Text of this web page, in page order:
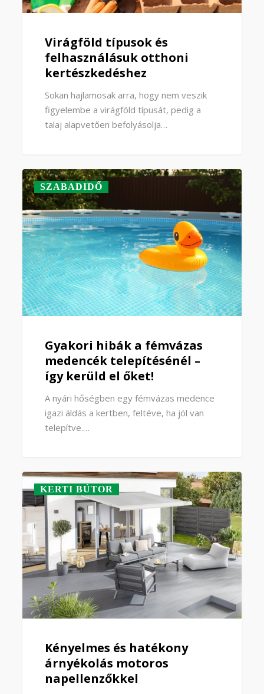
Virágföld típusok és
felhasználásuk otthoni
kertészkedéshez
Sokan hajlamosak arra, hogy nem veszik
figyelembe a virágföld típusát, pedig a
talaj alapvetően befolyásolja…
SZABADIDŐ
Gyakori hibák a fémvázas
medencék telepítésénél –
így kerüld el őket!
A nyári hőségben egy fémvázas medence
igazi áldás a kertben, feltéve, ha jól van
telepítve.…
KERTI BÚTOR
Kényelmes és hatékony
árnyékolás motoros
napellenzőkkel